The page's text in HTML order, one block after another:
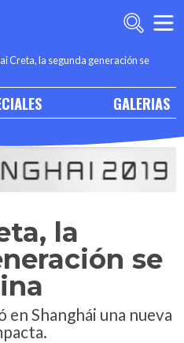
Creta, la segunda generación se
GALERIAS
la
se
en Shanghái una nueva